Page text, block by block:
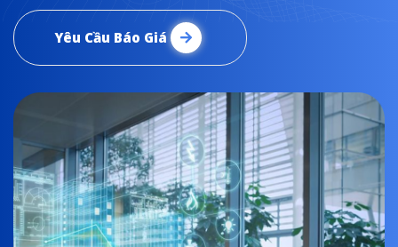
Yêu Cầu Báo Giá